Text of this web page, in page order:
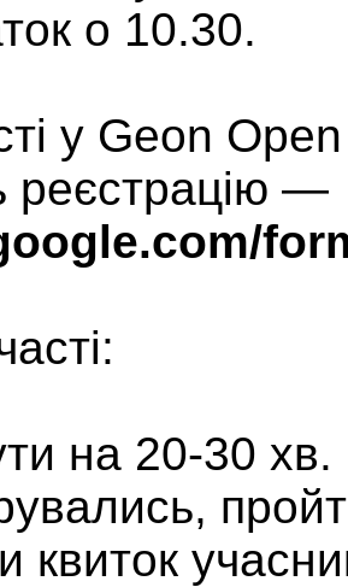
о 10.30.
у Geon
реєстрацію —
на 20-30
квиток